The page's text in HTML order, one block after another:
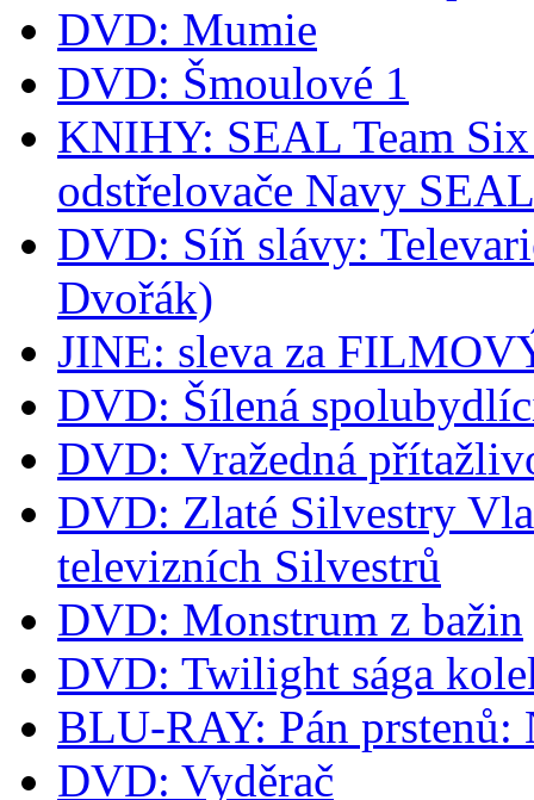
DVD: Mumie
DVD: Šmoulové 1
KNIHY: SEAL Team
odstřelovače Navy SEAL
DVD: Síň slávy:
Dvořák)
JINE: sleva za
DVD: Šílená
DVD: Vražedná
DVD: Zlaté Silvestry
televizních Silvestrů
DVD: Monstrum z bažin
DVD: Twilight sága
BLU-RAY: Pán prstenů:
DVD: Vyděrač